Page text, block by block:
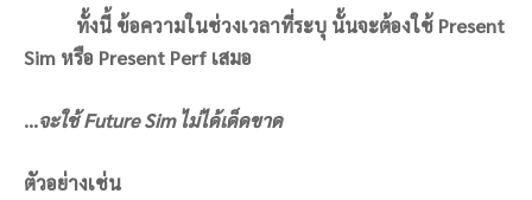
ทั้งนี้ ข้อความในช่วงเวลาที่ระบุ นั้นจะต้องใช้ Present
Sim หรือ Present Perf เสมอ
…จะใช้ Future Sim ไม่ได้เด็ดขาด
ตัวอย่างเช่น